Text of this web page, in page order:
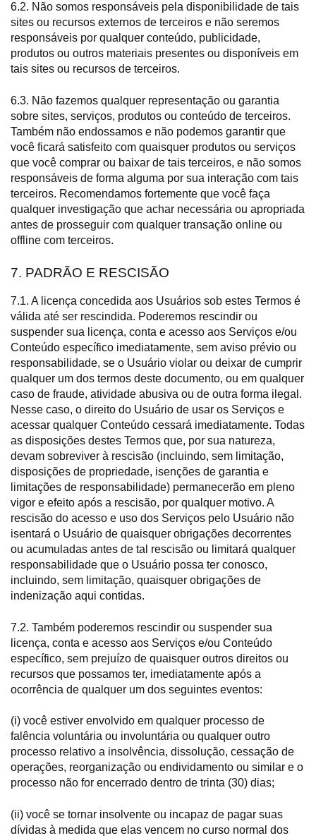
6.2. Não somos responsáveis pela disponibilidade de tais
sites ou recursos externos de terceiros e não seremos
responsáveis por qualquer conteúdo, publicidade,
produtos ou outros materiais presentes ou disponíveis em
tais sites ou recursos de terceiros.
6.3. Não fazemos qualquer representação ou garantia
sobre sites, serviços, produtos ou conteúdo de terceiros.
Também não endossamos e não podemos garantir que
você ficará satisfeito com quaisquer produtos ou serviços
que você comprar ou baixar de tais terceiros, e não somos
responsáveis de forma alguma por sua interação com tais
terceiros. Recomendamos fortemente que você faça
qualquer investigação que achar necessária ou apropriada
antes de prosseguir com qualquer transação online ou
offline com terceiros.
7. PADRÃO E RESCISÃO
7.1. A licença concedida aos Usuários sob estes Termos é
válida até ser rescindida. Poderemos rescindir ou
suspender sua licença, conta e acesso aos Serviços e/ou
Conteúdo específico imediatamente, sem aviso prévio ou
responsabilidade, se o Usuário violar ou deixar de cumprir
qualquer um dos termos deste documento, ou em qualquer
caso de fraude, atividade abusiva ou de outra forma ilegal.
Nesse caso, o direito do Usuário de usar os Serviços e
acessar qualquer Conteúdo cessará imediatamente. Todas
as disposições destes Termos que, por sua natureza,
devam sobreviver à rescisão (incluindo, sem limitação,
disposições de propriedade, isenções de garantia e
limitações de responsabilidade) permanecerão em pleno
vigor e efeito após a rescisão, por qualquer motivo. A
rescisão do acesso e uso dos Serviços pelo Usuário não
isentará o Usuário de quaisquer obrigações decorrentes
ou acumuladas antes de tal rescisão ou limitará qualquer
responsabilidade que o Usuário possa ter conosco,
incluindo, sem limitação, quaisquer obrigações de
indenização aqui contidas.
7.2. Também poderemos rescindir ou suspender sua
licença, conta e acesso aos Serviços e/ou Conteúdo
específico, sem prejuízo de quaisquer outros direitos ou
recursos que possamos ter, imediatamente após a
ocorrência de qualquer um dos seguintes eventos:
(i) você estiver envolvido em qualquer processo de
falência voluntária ou involuntária ou qualquer outro
processo relativo a insolvência, dissolução, cessação de
operações, reorganização ou endividamento ou similar e o
processo não for encerrado dentro de trinta (30) dias;
(ii) você se tornar insolvente ou incapaz de pagar suas
dívidas à medida que elas vencem no curso normal dos